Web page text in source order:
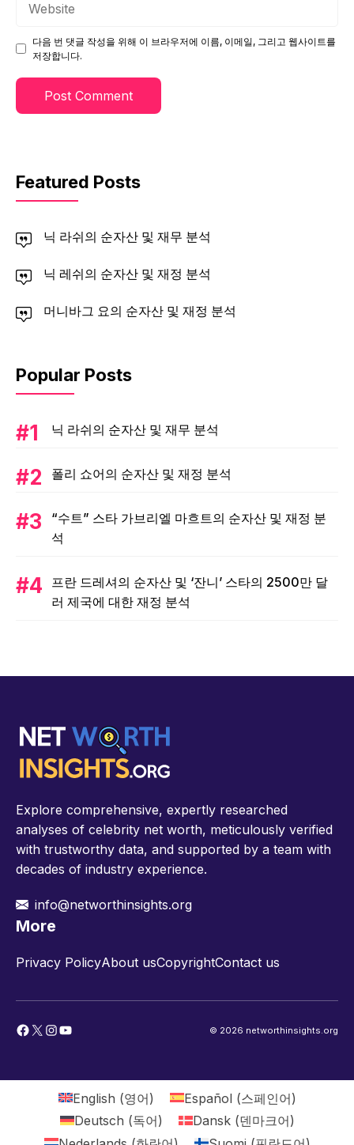
다음 번 댓글 작성을 위해 이 브라우저에 이름, 이메일, 그리고 웹사이트를
저장합니다.
Featured Posts
닉 라쉬의 순자산 및 재무 분석
닉 레쉬의 순자산 및 재정 분석
머니바그 요의 순자산 및 재정 분석
Popular Posts
닉 라쉬의 순자산 및 재무 분석
폴리 쇼어의 순자산 및 재정 분석
“수트” 스타 가브리엘 마흐트의 순자산 및 재정 분
석
프란 드레셔의 순자산 및 ‘잔니’ 스타의 2500만 달
러 제국에 대한 재정 분석
Explore comprehensive, expertly researched
analyses of celebrity net worth, meticulously verified
with trustworthy data, and supported by a team with
decades of industry experience.
info@networthinsights.org
More
Privacy PolicyAbout usCopyrightContact us
Facebook
X Instagram
YouTube © 2026 networthinsights.org
English (영어) Español(스페인어)
Deutsch (독어) Dansk(덴마크어)